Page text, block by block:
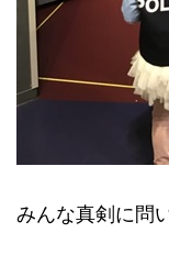
みんな真剣に問